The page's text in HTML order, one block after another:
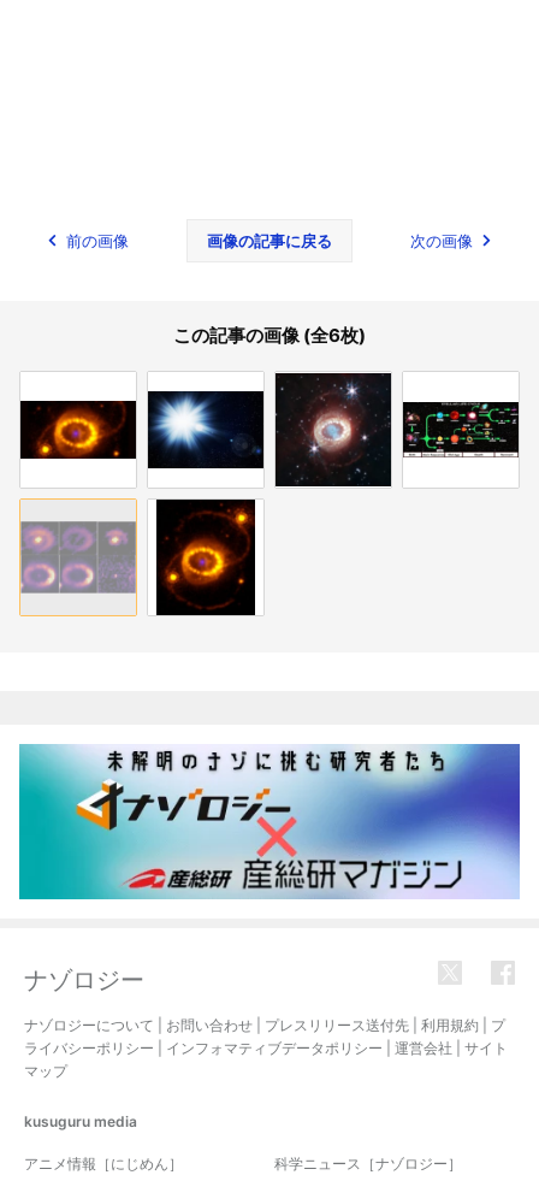
前の画像 画像の記事に戻る 次の画像
この記事の画像 (全6枚)
ナゾロジー
ナゾロジーについて お問い合わせ プレスリリース送付先 利用規約
プ
ライバシーポリシー
インフォマティブデータポリシー 運営会社
サイト
マップ
kusuguru media
アニメ情報［にじめん］ 科学ニュース［ナゾロジー］